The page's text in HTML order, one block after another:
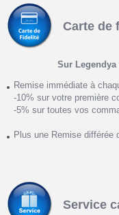
Carte de
Sur
Remise immédiate à
-10% sur votre première
-5% sur toutes vos
Plus une Remise différée
Service